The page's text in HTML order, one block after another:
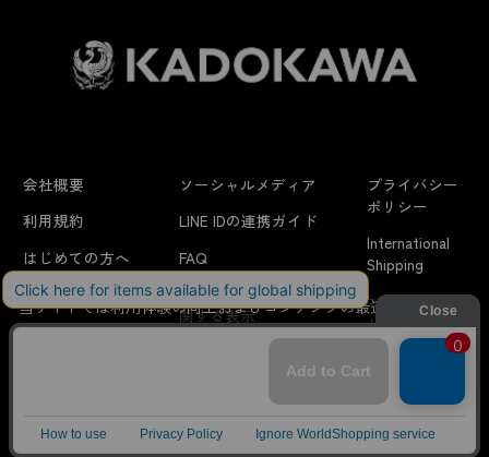
よくあるお問い合わせ
会社概要
利用規約
はじめての方へ
ソーシャルメディア
LINE IDの連携ガイド
FAQ
特定商取引法に
関する表示
プライバシー
ポリシー
International
Shipping
お問い合わせ/
リクエスト
当サイトでは利用体験の向上およびコンテンツの最適な提供、ト
ラフィックの分析を目的としてCookieを使用しています。
サイトの閲覧を継続された場合、Cookieの利用に同意したことも
プライバシーポリシー をご確認ください。
承諾する